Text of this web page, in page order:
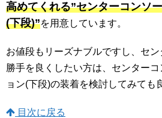
高めてくれる”センターコンソ
(下段)”を用意しています。
お値段もリーズナブルですし、セ
勝手を良くしたい方は、センター
ョン(下段)の装着を検討してみても
目次に戻る